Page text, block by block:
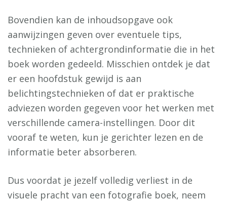
Bovendien kan de inhoudsopgave ook
aanwijzingen geven over eventuele tips,
technieken of achtergrondinformatie die in het
boek worden gedeeld. Misschien ontdek je dat
er een hoofdstuk gewijd is aan
belichtingstechnieken of dat er praktische
adviezen worden gegeven voor het werken met
verschillende camera-instellingen. Door dit
vooraf te weten, kun je gerichter lezen en de
informatie beter absorberen.
Dus voordat je jezelf volledig verliest in de
visuele pracht van een fotografie boek, neem